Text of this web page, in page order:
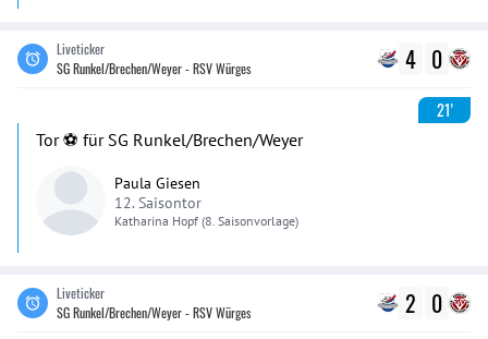
Liveticker
SG Runkel/Brechen/Weyer - RSV Würges
4 0
21'
Tor ⚽️ für SG Runkel/Brechen/Weyer
Paula Giesen
12. Saisontor
Katharina Hopf (8. Saisonvorlage)
Liveticker
SG Runkel/Brechen/Weyer - RSV Würges
2 0